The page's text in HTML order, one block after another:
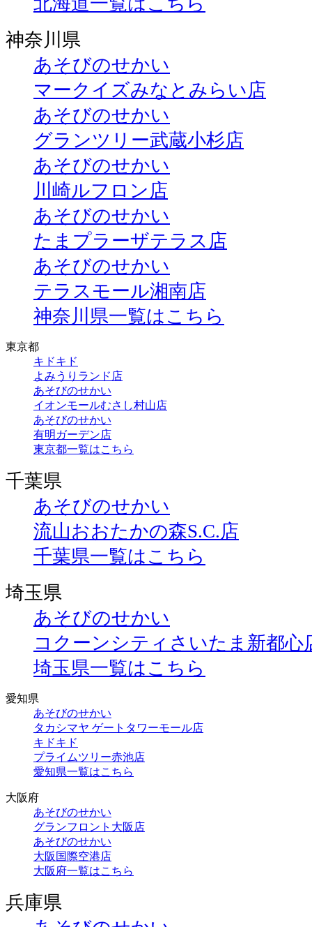
神奈川県
あそびのせかい
マークイズみなとみらい店
あそびのせかい
グランツリー武蔵小杉店
あそびのせかい
川崎ルフロン店
あそびのせかい
たまプラーザテラス店
あそびのせかい
テラスモール湘南店
神奈川県一覧はこちら
東京都
キドキド
よみうりランド店
あそびのせかい
イオンモールむさし村山店
あそびのせかい
有明ガーデン店
東京都一覧はこちら
千葉県
あそびのせかい
流山おおたかの森S.C.店
千葉県一覧はこちら
埼玉県
あそびのせかい
コクーンシティさいたま新都心
埼玉県一覧はこちら
愛知県
あそびのせかい
タカシマヤ ゲートタワーモール店
キドキド
プライムツリー赤池店
愛知県一覧はこちら
大阪府
あそびのせかい
グランフロント大阪店
あそびのせかい
大阪国際空港店
大阪府一覧はこちら
兵庫県